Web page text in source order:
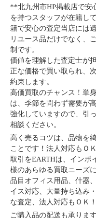
**北九州市HP掲載店で安
を持つスタッフが在籍し
籍で安心の査定当店には
リユース品だけでなく、
制です。
価値を理解した査定士が
正な価格で買い取られ、
約束します。
高価買取のチャンス！単
は、季節を問わず需要が
強化していますので、引
相談ください。
高く売るコツは、品物を
ことです！法人対応もＯ
取引をEARTHは、インボ
様のあらゆる買取ニーズ
品目オフィス用品、什器
イス対応、大量持ち込み
な査定、法人対応もＯＫ！
ご購入品の配送も承りま